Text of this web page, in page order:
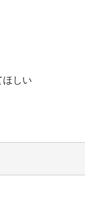
ほしい